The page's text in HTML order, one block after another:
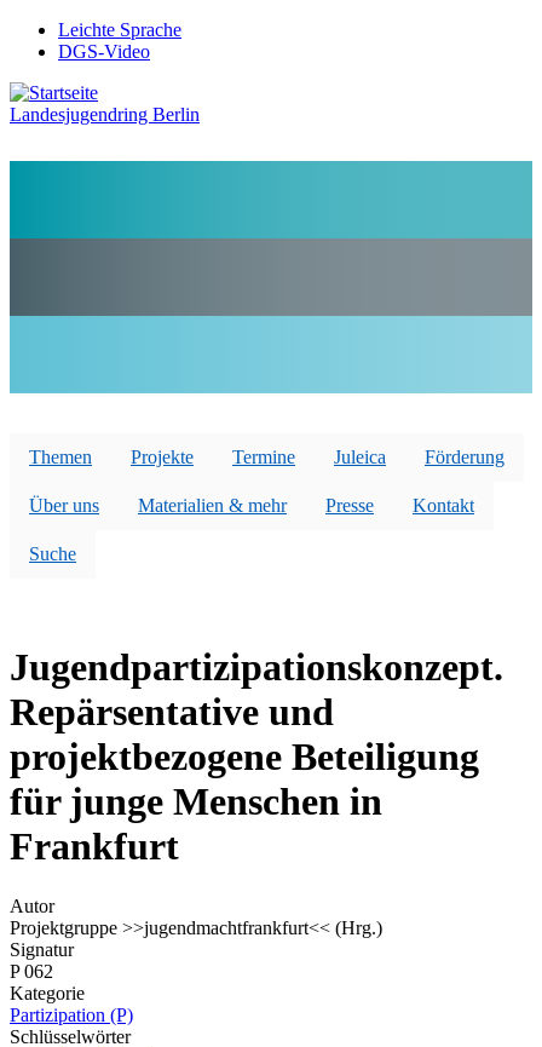
Direkt
zum
Preheader
Menü
Leichte Sprache
DGS-Video
Landesjugendring Berlin
Themen Projekte Termine Juleica Förderung
Über uns Materialien & mehr Presse Kontakt
Suche
Jugendpartizipationskonzept.
Repärsentative und
projektbezogene Beteiligung
für junge Menschen in
Frankfurt
Autor
Projektgruppe >>jugendmachtfrankfurt<< (Hrg.)
Signatur
P 062
Kategorie
Partizipation (P)
Schlüsselwörter